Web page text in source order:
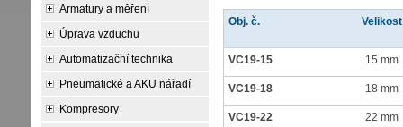
Obj. č. Velikost
VC19-15 15 mm
VC19-18 18 mm
VC19-22 22 mm
Armatury a měření
Úprava vzduchu
Automatizační technika
Pneumatické a AKU nářadí
Kompresory